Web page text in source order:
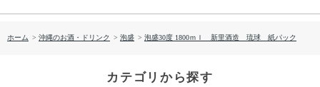
ホーム > 沖縄のお酒・ドリンク > 泡盛 > 泡盛30度 1800ｍｌ 新里酒造 琉球 紙パック
カテゴリから探す